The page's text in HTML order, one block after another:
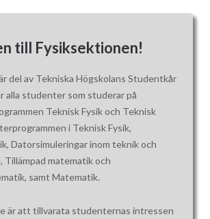
till Fysiksektionen!
del av Tekniska Högskolans Studentkår
alla studenter som studerar på
Teknisk Fysik och Teknisk
i Teknisk Fysik,
Datorsimuleringar inom teknik och
matematik och
samt Matematik.
är att tillvarata studenternas intressen